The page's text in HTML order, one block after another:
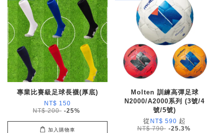
專業比賽級足球長襪(厚底)
NT$ 150
NT$ 200 -25%
加入購物車
Molten 訓練高彈足球
N2000/A2000系列 (3號/4
號/5號)
從 NT$ 590 起
NT$ 790 -25.3%